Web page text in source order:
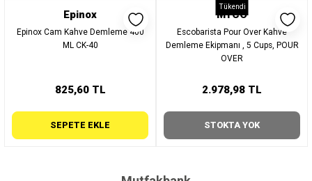
Epinox
Epinox Cam Kahve Demleme 400
ML CK-40
825,60 TL
SEPETE EKLE
Tükendi
MYCO
Escobarista Pour Over Kahve
Demleme Ekipmanı , 5 Cups, POUR
OVER
2.978,98 TL
STOKTA YOK